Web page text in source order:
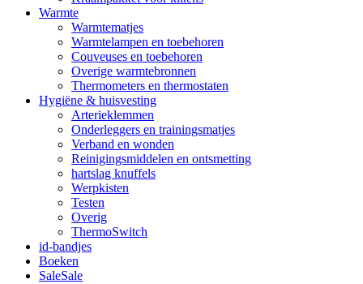
Warmte
Warmtematjes
Warmtelampen en toebehoren
Couveuses en toebehoren
Overige warmtebronnen
Thermometers en thermostaten
Hygiëne & huisvesting
Arterieklemmen
Onderleggers en trainingsmatjes
Verband en wonden
Reinigingsmiddelen en ontsmetting
hartslag knuffels
Werpkisten
Testen
Overig
ThermoSwitch
id-bandjes
Boeken
SaleSale